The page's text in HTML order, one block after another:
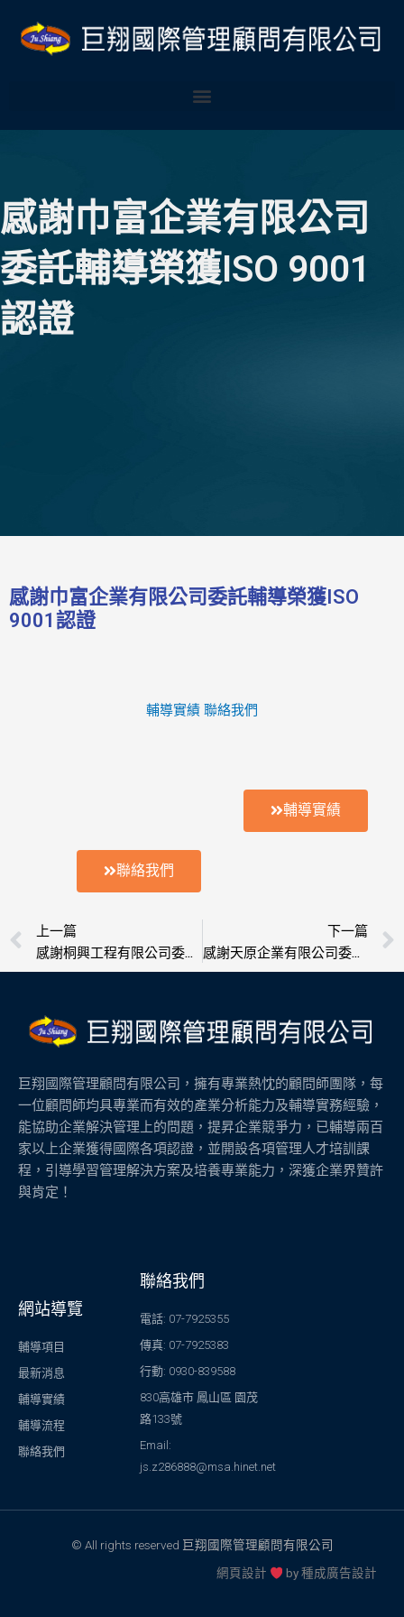
感謝巾富企業有限公司
委託輔導榮獲ISO 9001
認證
感謝巾富企業有限公司委託輔導榮獲ISO
9001認證
輔導實績 聯絡我們
輔導實績
聯絡我們
上一頁
上一篇
感謝桐興工程有限公司委託輔導榮獲ISO 9001認證,OHSAS-18001職安衛管理系統認證
下一篇
感謝天原企業有限公司委託輔導榮獲ISO 9001認證,OHSAS-18001職安衛管理系統認證
巨翔國際管理顧問有限公司，擁有專業熱忱的顧問師團隊，每
一位顧問師均具專業而有效的產業分析能力及輔導實務經驗，
能協助企業解決管理上的問題，提昇企業競爭力，已輔導兩百
家以上企業獲得國際各項認證，並開設各項管理人才培訓課
程，引導學習管理解決方案及培養專業能力，深獲企業界贊許
與肯定！
網站導覽
輔導項目
最新消息
輔導實績
輔導流程
聯絡我們
聯絡我們
電話: 07-7925355
傳真: 07-7925383
行動: 0930-839588
830高雄市 鳳山區 園茂
路133號
Email:
js.z286888@msa.hinet.net
© All rights reserved 巨翔國際管理顧問有限公司
網頁設計
by種成廣告設計